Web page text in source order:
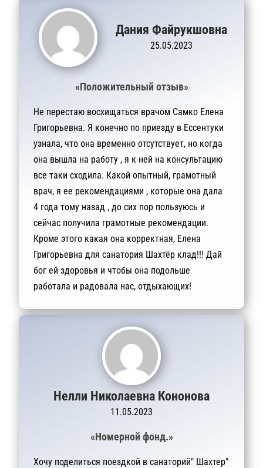
Дания Файрукшовна
25.05.2023
«Положительный отзыв»
Не перестаю восхищаться врачом Самко Елена
Григорьевна. Я конечно по приезду в Ессентуки
узнала, что она временно отсутствует, но когда
она вышла на работу , я к ней на консультацию
все таки сходила. Какой опытный, грамотный
врач, я ее рекомендациями , которые она дала
4 года тому назад , до сих пор пользуюсь и
сейчас получила грамотные рекомендации.
Кроме этого какая она корректная, Елена
Григорьевна для санатория Шахтёр клад!!! Дай
бог ей здоровья и чтобы она подольше
работала и радовала нас, отдыхающих!
Нелли Николаевна Кононова
11.05.2023
«Номерной фонд.»
Хочу поделиться поездкой в санаторий" Шахтер"